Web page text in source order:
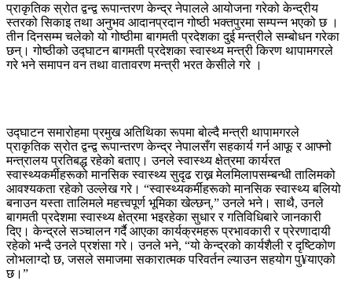
प्राकृतिक स्रोत द्वन्द्व रूपान्तरण केन्द्र नेपालले आयोजना गरेको केन्द्रीय
स्तरको सिकाइ तथा अनुभव आदानप्रदान गोष्ठी भक्तपुरमा सम्पन्न भएको छ ।
तीन दिनसम्म चलेको यो गोष्ठीमा बागमती प्रदेशका दुई मन्त्रीले सम्बोधन गरेका
छन्। गोष्ठीको उद्घाटन बागमती प्रदेशका स्वास्थ्य मन्त्री किरण थापामगरले
गरे भने समापन वन तथा वातावरण मन्त्री भरत केसीले गरे ।
उद्घाटन समारोहमा प्रमुख अतिथिका रूपमा बोल्दै मन्त्री थापामगरले
प्राकृतिक स्रोत द्वन्द्व रूपान्तरण केन्द्र नेपालसँग सहकार्य गर्न आफू र आफ्नो
मन्त्रालय प्रतिबद्ध रहेको बताए। उनले स्वास्थ्य क्षेत्रमा कार्यरत
स्वास्थ्यकर्मीहरूको मानसिक स्वास्थ्य सुदृढ राख्न मेलमिलापसम्बन्धी तालिमको
आवश्यकता रहेको उल्लेख गरे। “स्वास्थ्यकर्मीहरूको मानसिक स्वास्थ्य बलियो
बनाउन यस्ता तालिमले महत्त्वपूर्ण भूमिका खेल्छन्,” उनले भने। साथै, उनले
बागमती प्रदेशमा स्वास्थ्य क्षेत्रमा भइरहेका सुधार र गतिविधिबारे जानकारी
दिए। केन्द्रले सञ्चालन गर्दै आएका कार्यक्रमहरू प्रभावकारी र प्रेरणादायी
रहेको भन्दै उनले प्रशंसा गरे। उनले भने, “यो केन्द्रको कार्यशैली र दृष्टिकोण
लोभलाग्दो छ, जसले समाजमा सकारात्मक परिवर्तन ल्याउन सहयोग पु¥याएको
छ।”